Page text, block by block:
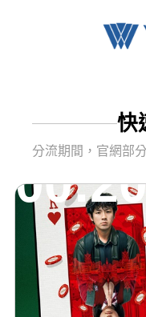
快
分流期間，官網部